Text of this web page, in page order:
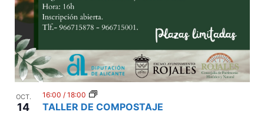
OCT.
14 TALLER DE COMPOSTAJE
16:00 / 18:00